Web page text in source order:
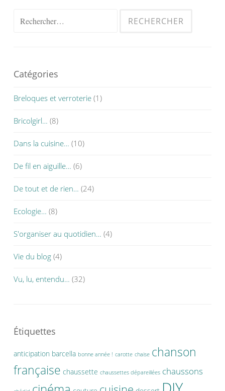
Rechercher :
Catégories
Breloques et verroterie (1)
Bricolgirl… (8)
Dans la cuisine… (10)
De fil en aiguille… (6)
De tout et de rien… (24)
Ecologie… (8)
S'organiser au quotidien… (4)
Vie du blog (4)
Vu, lu, entendu… (32)
Étiquettes
anticipation barcella bonne année ! carotte chaise chanson
française chaussette chaussettes dépareillées chaussons